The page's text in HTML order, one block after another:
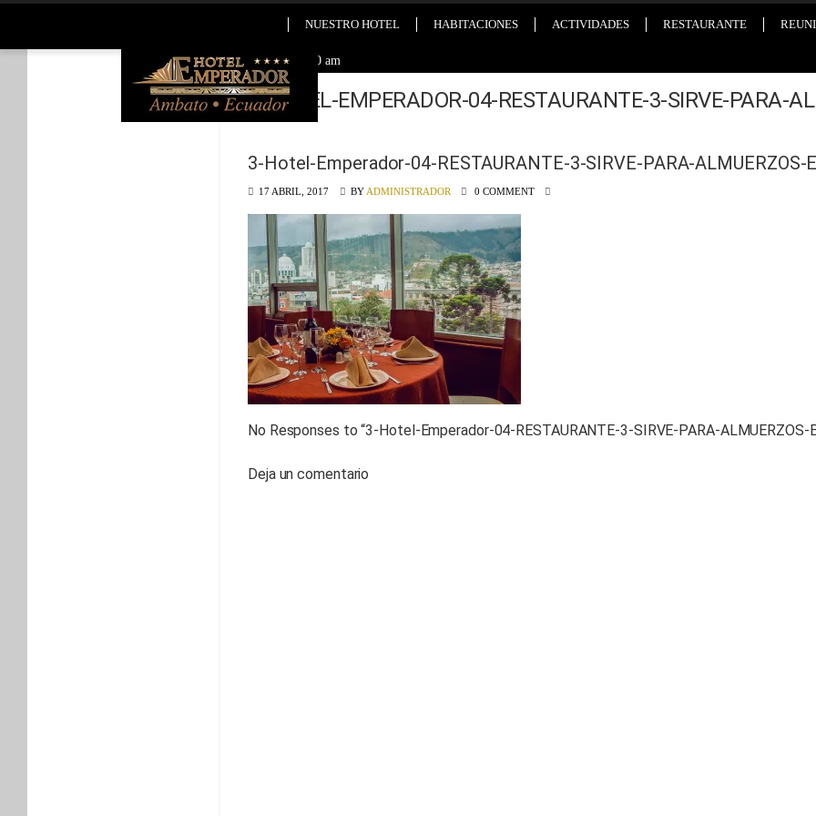
NUESTRO HOTEL HABITACIONES ACTIVIDADES RESTAURANTE
2026-08-04 11:50 am
3-HOTEL-EMPERADOR-04-RESTAURANTE-3-SIRVE-PARA-
3-Hotel-Emperador-04-RESTAURANTE-3-SIRVE-PARA-ALMUERZOS-
17 ABRIL, 2017 BY ADMINISTRADOR 0 COMMENT
No Responses to “3-Hotel-Emperador-04-RESTAURANTE-3-SIRVE-PARA-ALMUERZOS-
Deja un comentario